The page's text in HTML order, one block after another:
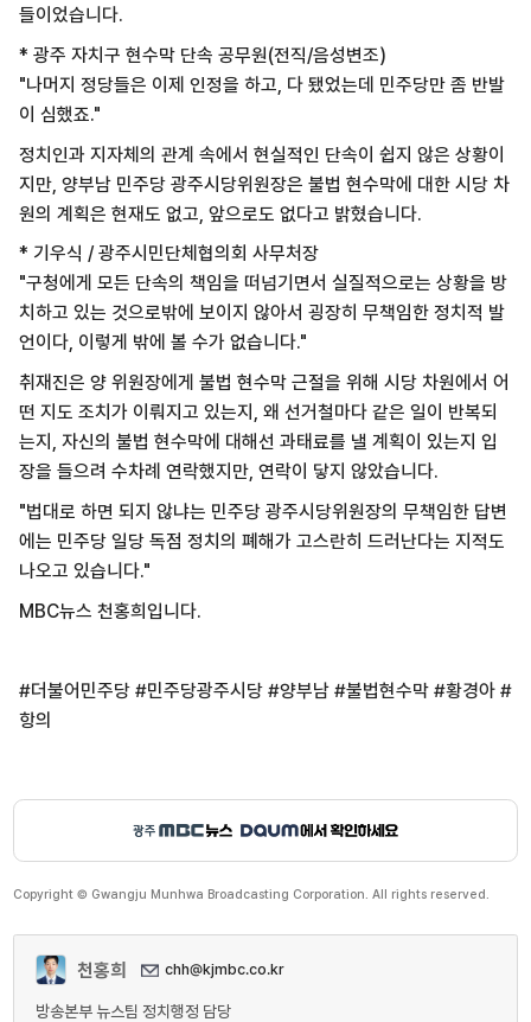
들이었습니다.
* 광주 자치구 현수막 단속 공무원(전직/음성변조)
"나머지 정당들은 이제 인정을 하고, 다 됐었는데 민주당만 좀 반발
이 심했죠."
정치인과 지자체의 관계 속에서 현실적인 단속이 쉽지 않은 상황이
지만, 양부남 민주당 광주시당위원장은 불법 현수막에 대한 시당 차
원의 계획은 현재도 없고, 앞으로도 없다고 밝혔습니다.
* 기우식 / 광주시민단체협의회 사무처장
"구청에게 모든 단속의 책임을 떠넘기면서 실질적으로는 상황을 방
치하고 있는 것으로밖에 보이지 않아서 굉장히 무책임한 정치적 발
언이다, 이렇게 밖에 볼 수가 없습니다."
취재진은 양 위원장에게 불법 현수막 근절을 위해 시당 차원에서 어
떤 지도 조치가 이뤄지고 있는지, 왜 선거철마다 같은 일이 반복되
는지, 자신의 불법 현수막에 대해선 과태료를 낼 계획이 있는지 입
장을 들으려 수차례 연락했지만, 연락이 닿지 않았습니다.
"법대로 하면 되지 않냐는 민주당 광주시당위원장의 무책임한 답변
에는 민주당 일당 독점 정치의 폐해가 고스란히 드러난다는 지적도
나오고 있습니다."
MBC뉴스 천홍희입니다.
#더불어민주당 #민주당광주시당 #양부남 #불법현수막 #황경아 #
항의
Copyright © Gwangju Munhwa Broadcasting Corporation. All rights reserved.
천홍희 chh@kjmbc.co.kr
방송본부 뉴스팀 정치행정 담당